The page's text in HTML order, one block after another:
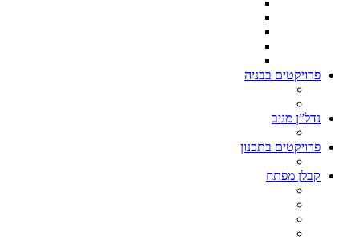
פרויקטים בבניה
נדל”ן מניב
פרויקטים בתכנון
קבלן מפתח